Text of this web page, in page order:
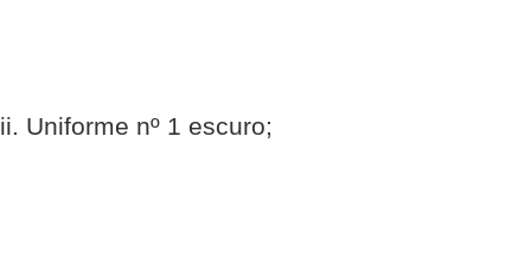
ii. Uniforme nº 1 escuro;